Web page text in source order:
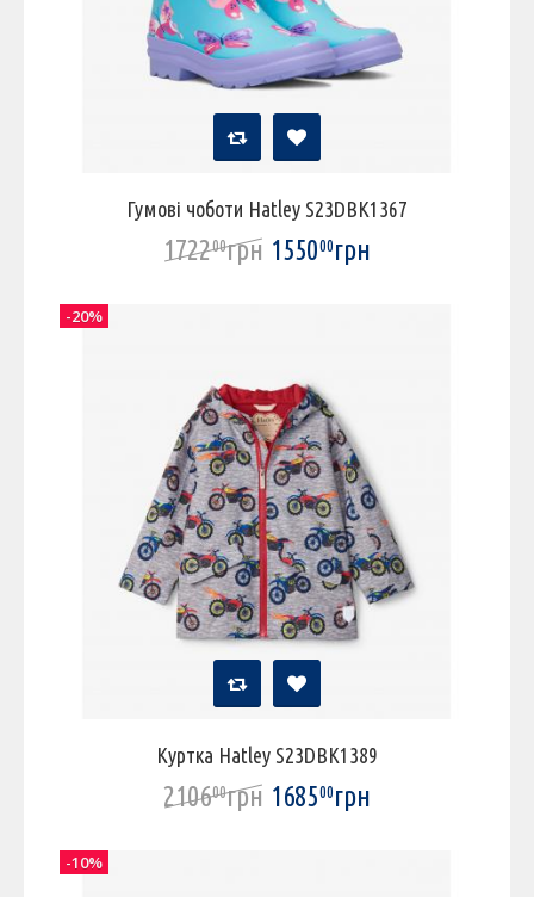
Гумові чоботи Hatley S23DBK1367
172200грн 155000грн
Куртка Hatley S23DBK1389
210600грн 168500грн
-20%
-10%